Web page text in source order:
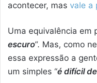
acontecer, mas vale a
Uma equivalência em
escuro“. Mas, como
essa expressão a
um simples “é difícil